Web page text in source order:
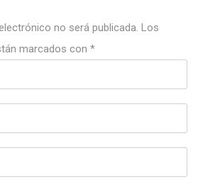
no será publicada. Los
marcados con *